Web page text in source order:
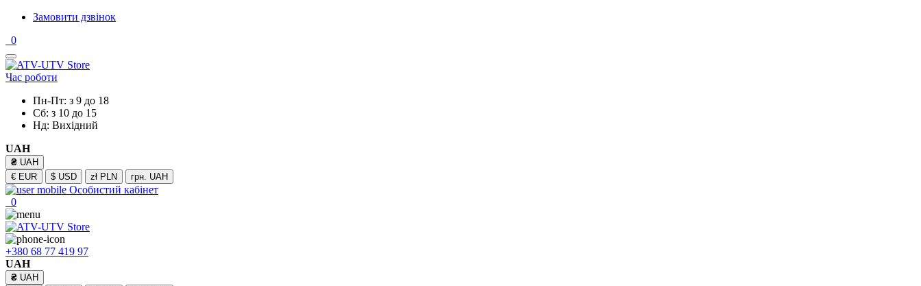
Замовити дзвінок
0
Час роботи
Пн-Пт: з 9 до 18
Сб: з 10 до 15
Нд: Вихідний
UAH
₴ UAH
€ EUR $ USD zł PLN грн. UAH
Особистий кабінет
0
+380 68 77 419 97
UAH
₴ UAH